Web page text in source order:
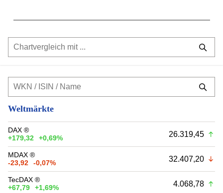
Weltmärkte
DAX ®
+179,32
+0,69% 26.319,45
MDAX ®
-23,92
-0,07% 32.407,20
TecDAX ®
+67,79
+1,69% 4.068,78